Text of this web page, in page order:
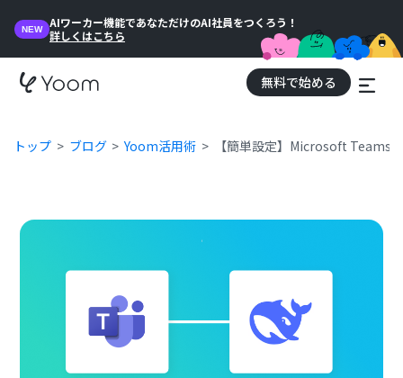
NEW
AIワーカー機能であなただけのAI社員をつくろう！
詳しくはこちら
無料で始める
トップ ブログ Yoom活用術 【簡単設定】Microsoft Teams